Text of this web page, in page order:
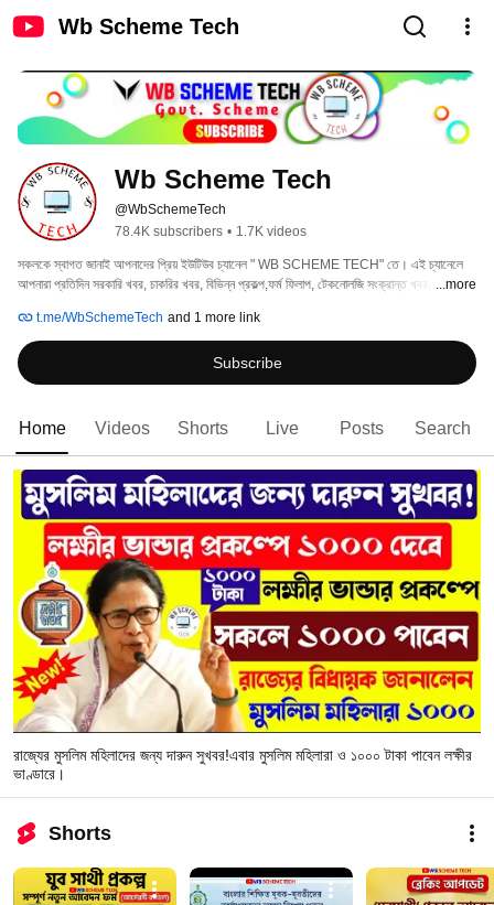
Wb Scheme Tech
Wb Scheme Tech
@WbSchemeTech
78.4K subscribers • 1.7K videos
সকলকে স্বাগত জানাই আপনাদের প্রিয় ইউটিউব চ্যানেল " WB SCHEME TECH" তে। এই চ্যানেলে
আপনারা প্রতিদিন সরকারি খবর, চাকরির খবর, বিভিন্ন প্রকল্প,ফর্ম ফিলাপ, টেকনোলজি সংক্রান্ত খবর, বিভিন্ন
...more
t.me/WbSchemeTech and 1 more link
Subscribe
Home Videos Shorts Live Posts Search
রাজ্যের মুসলিম মহিলাদের জন্য দারুন সুখবর!এবার মুসলিম মহিলারা ও ১০০০ টাকা পাবেন লক্ষীর
ভাণ্ডারে।
Shorts